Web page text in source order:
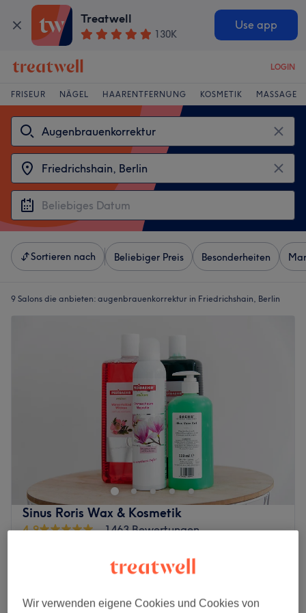
Treatwell
130K
Use app
LOGIN
FRISEUR NÄGEL HAARENTFERNUNG KOSMETIK MASSAGE
Sortieren nach Beliebiger Preis Besonderheiten
9 Salons die anbieten: augenbrauenkorrektur in Friedrichshain, Berlin
Sinus Roris Wax & Kosmetik
4,9
1463 Bewertungen
Augenbrauenkorrektur
Schnellansicht Saloninfos
Wir verwenden eigene Cookies und Cookies von